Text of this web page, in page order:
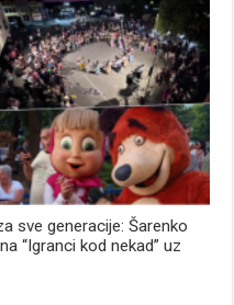
sve generacije: Šarenko
“Igranci kod nekad” uz